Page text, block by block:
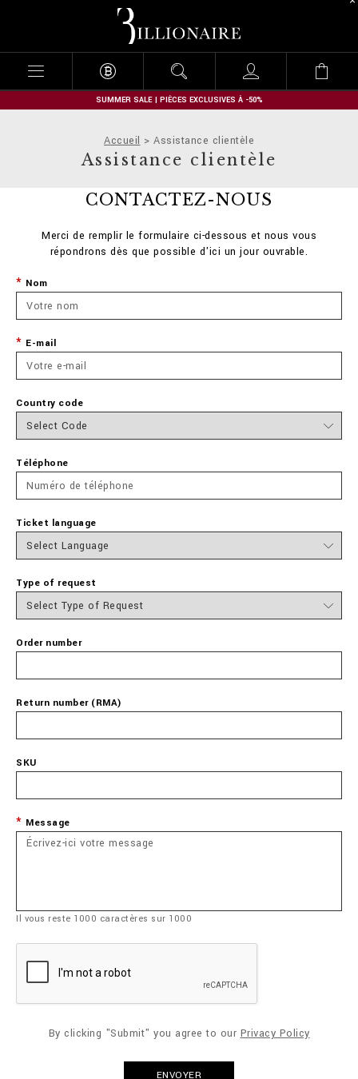
l
l
o
n
r
e
SUMMER SALE | PIÈCES EXCLUSIVES À -50%
Accueil Assistance clientèle
Assistance clientèle
CONTACTEZ-NOUS
Merci de remplir le formulaire ci-dessous et nous vous
répondrons dès que possible d'ici un jour ouvrable.
Nom
E-mail
Country code
Téléphone
Ticket language
Type of request
Order number
Return number (RMA)
SKU
Message
Il vous reste 1000 caractères sur 1000
By clicking "Submit" you agree to our Privacy Policy